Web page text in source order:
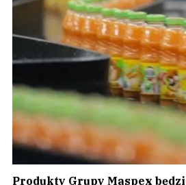
Produkty Grupy Maspex